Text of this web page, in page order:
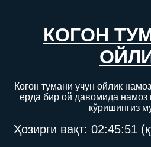
КОГОН
Когон тумани учун ойлик
ерда бир ой давомида намоз
кўришингиз
Ҳозирги вақт: 02:45:52